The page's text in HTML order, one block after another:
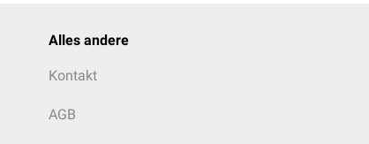
Alles andere
Kontakt
AGB